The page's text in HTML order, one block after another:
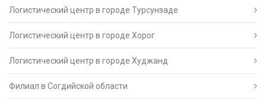
Логистический центр в городе Турсунзаде
Логистический центр в городе Хорог
Логистический центр в городе Худжанд
Филиал в Согдийской области